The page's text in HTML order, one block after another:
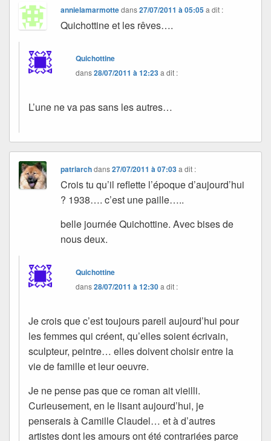
annielamarmottedans27/07/2011 à 05:05 a dit :
Quichottine et les rêves….
Quichottine
dans28/07/2011 à 12:23a dit :
L’une ne va pas sans les autres…
patriarchdans27/07/2011 à 07:03 a dit :
Crois tu qu’il reflette l’époque d’aujourd’hui
? 1938…. c’est une paille…..
belle journée Quichottine. Avec bises de
nous deux.
Quichottine
dans28/07/2011 à 12:30a dit :
Je crois que c’est toujours pareil aujourd’hui pour
les femmes qui créent, qu’elles soient écrivain,
sculpteur, peintre… elles doivent choisir entre la
vie de famille et leur oeuvre.
Je ne pense pas que ce roman ait vieilli.
Curieusement, en le lisant aujourd’hui, je
penserais à Camille Claudel… et à d’autres
artistes dont les amours ont été contrariées parce